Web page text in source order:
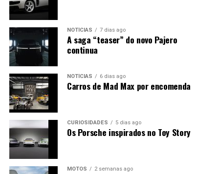
NOTÍCIAS 7 dias ago
A saga “teaser” do novo Pajero
continua
NOTÍCIAS 6 dias ago
Carros de Mad Max por encomenda
CURIOSIDADES 5 dias ago
Os Porsche inspirados no Toy Story
MOTOS 2 semanas ago